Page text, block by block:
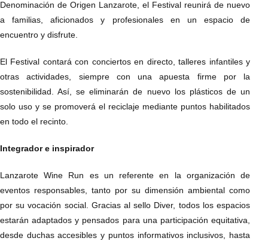
Denominación de Origen Lanzarote, el Festival reunirá de nuevo
a familias, aficionados y profesionales en un espacio de
encuentro y disfrute.
El Festival contará con conciertos en directo, talleres infantiles y
otras actividades, siempre con una apuesta firme por la
sostenibilidad. Así, se eliminarán de nuevo los plásticos de un
solo uso y se promoverá el reciclaje mediante puntos habilitados
en todo el recinto.
Integrador e inspirador
Lanzarote Wine Run es un referente en la organización de
eventos responsables, tanto por su dimensión ambiental como
por su vocación social. Gracias al sello Diver, todos los espacios
estarán adaptados y pensados para una participación equitativa,
desde duchas accesibles y puntos informativos inclusivos, hasta